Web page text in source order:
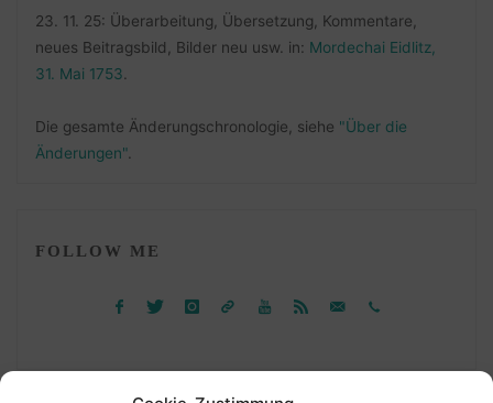
23. 11. 25: Überarbeitung, Übersetzung, Kommentare,
neues Beitragsbild, Bilder neu usw. in: Mordechai Eidlitz,
31. Mai 1753
Die gesamte Änderungschronologie, siehe "Über die
Änderungen".
FOLLOW ME